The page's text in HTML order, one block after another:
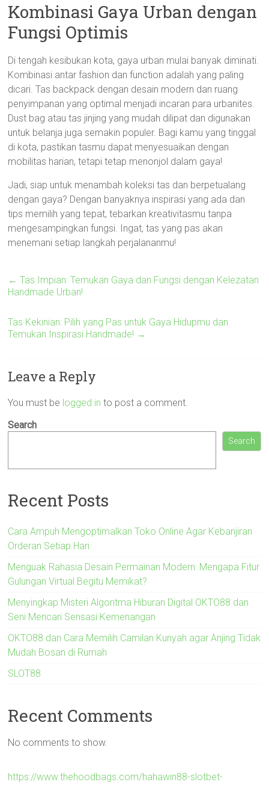
Kombinasi Gaya Urban dengan
Fungsi Optimis
Di tengah kesibukan kota, gaya urban mulai banyak diminati.
Kombinasi antar fashion dan function adalah yang paling
dicari. Tas backpack dengan desain modern dan ruang
penyimpanan yang optimal menjadi incaran para urbanites.
Dust bag atau tas jinjing yang mudah dilipat dan digunakan
untuk belanja juga semakin populer. Bagi kamu yang tinggal
di kota, pastikan tasmu dapat menyesuaikan dengan
mobilitas harian, tetapi tetap menonjol dalam gaya!
Jadi, siap untuk menambah koleksi tas dan berpetualang
dengan gaya? Dengan banyaknya inspirasi yang ada dan
tips memilih yang tepat, tebarkan kreativitasmu tanpa
mengesampingkan fungsi. Ingat, tas yang pas akan
menemani setiap langkah perjalananmu!
← Tas Impian: Temukan Gaya dan Fungsi dengan Kelezatan
Handmade Urban!
Tas Kekinian: Pilih yang Pas untuk Gaya Hidupmu dan
Temukan Inspirasi Handmade! →
Leave a Reply
You must be logged in to post a comment.
Search
Search
Recent Posts
Cara Ampuh Mengoptimalkan Toko Online Agar Kebanjiran
Orderan Setiap Hari
Menguak Rahasia Desain Permainan Modern: Mengapa Fitur
Gulungan Virtual Begitu Memikat?
Menyingkap Misteri Algoritma Hiburan Digital OKTO88 dan
Seni Mencari Sensasi Kemenangan
OKTO88 dan Cara Memilih Camilan Kunyah agar Anjing Tidak
Mudah Bosan di Rumah
SLOT88
Recent Comments
No comments to show.
https://www.thehoodbags.com/hahawin88-slotbet-